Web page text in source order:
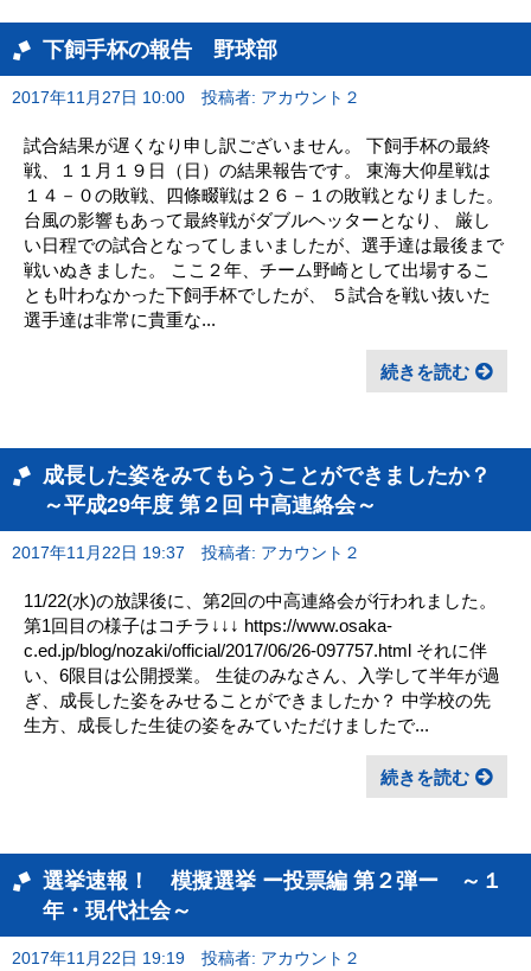
下飼手杯の報告 野球部
2017年11月27日 10:00 投稿者: アカウント２
試合結果が遅くなり申し訳ございません。 下飼手杯の最終
戦、１１月１９日（日）の結果報告です。 東海大仰星戦は
１４－０の敗戦、四條畷戦は２６－１の敗戦となりました。
台風の影響もあって最終戦がダブルヘッターとなり、 厳し
い日程での試合となってしまいましたが、選手達は最後まで
戦いぬきました。 ここ２年、チーム野崎として出場するこ
とも叶わなかった下飼手杯でしたが、 ５試合を戦い抜いた
選手達は非常に貴重な...
続きを読む
成長した姿をみてもらうことができましたか？
～平成29年度 第２回 中高連絡会～
2017年11月22日 19:37 投稿者: アカウント２
11/22(水)の放課後に、第2回の中高連絡会が行われました。
第1回目の様子はコチラ↓↓↓ https://www.osaka-
c.ed.jp/blog/nozaki/official/2017/06/26-097757.html それに伴
い、6限目は公開授業。 生徒のみなさん、入学して半年が過
ぎ、成長した姿をみせることができましたか？ 中学校の先
生方、成長した生徒の姿をみていただけましたで...
続きを読む
選挙速報！ 模擬選挙 ー投票編 第２弾ー ～１
年・現代社会～
2017年11月22日 19:19 投稿者: アカウント２